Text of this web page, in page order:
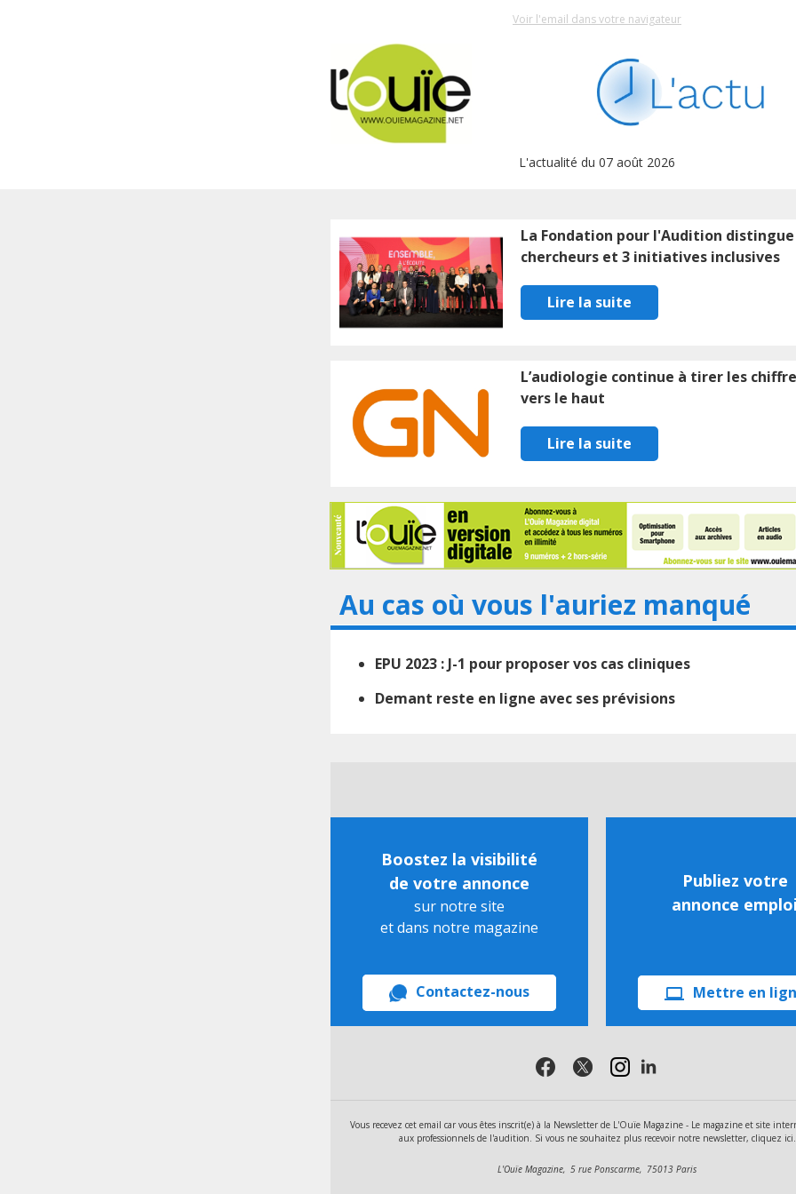
Voir l'email dans votre navigateur
L'actualité du 07 août 2026
La Fondation pour l'Audition distingue
chercheurs et 3 initiatives inclusives
Lire la suite
L’audiologie continue à tirer les
vers le haut
Lire la suite
Au cas où vous l'auriez manqué
EPU 2023 : J-1 pour proposer vos cas cliniques
Demant reste en ligne avec ses prévisions
Boostez la visibilité
de votre annonce
sur notre site
et dans notre magazine
Contactez-nous
Publiez votre
annonce emploi
Mettre en
Vous recevez cet email car vous êtes inscrit(e) à la Newsletter de L'Ouïe Magazine - Le magazine et site
aux professionnels de l'audition. Si vous ne souhaitez plus recevoir notre newsletter, cliquez ici.
L'Ouïe Magazine, 5 rue Ponscarme, 75013 Paris